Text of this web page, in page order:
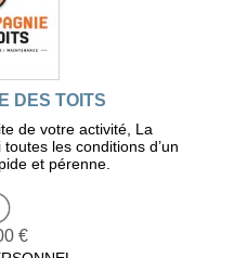
DES TOITS
de votre activité, La
les conditions d’un
et pérenne.
€